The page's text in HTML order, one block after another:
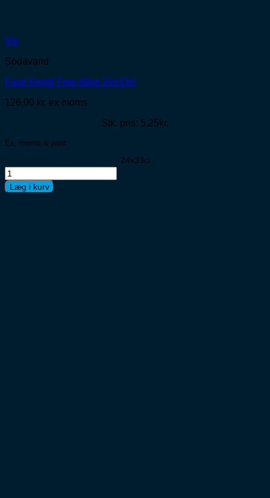
Vis
Sodavand
Faxe Kondi Free dåse 24x33cl
126,00 kr. ex moms
Stk. pris: 5,25kr.
Ex. moms & pant
24x33cl
Faxe
Kondi
Free
Læg i kurv